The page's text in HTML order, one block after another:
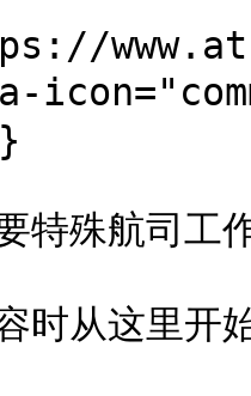
特殊航司工
时从这里开